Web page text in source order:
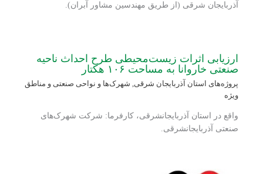
آذربایجان شرقی (از طریق مهندسین مشاور آبران).
ارزیابی اثرات زیست‌محیطی طرح احداث ناحیه
صنعتی خاروانا به مساحت ۱۰۶ هکتار
پروژه‌های استان آذربایجان شرقی, شهرک‌ها و نواحی صنعتی و مناطق
ویژه
واقع در استان آذربایجانشرقی، کارفرما: شرکت شهرک‌های
صنعتی آذربایجانشرقی.